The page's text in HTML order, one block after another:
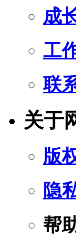
成
工
联
关于
版
隐
帮